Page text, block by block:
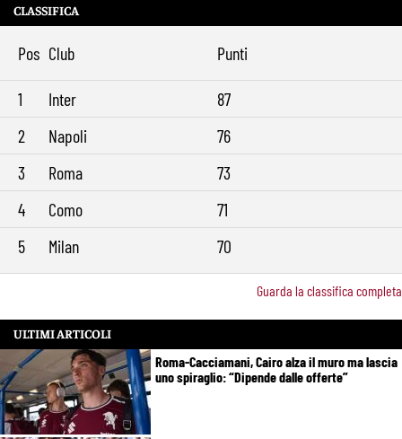
11:49 Brighton-Roma, ultimo test per Gasperini. Pellegrini fa le visite e
10:41
Rowe chiude alla Roma: “Sono concentrato sul Bologna”. Poi esalta
Castro e Dovbyk
9:32
Mercato Roma, Gasperini aspetta ancora il suo trequartista: Nusa
CLASSIFICA
Pos Club Punti
1 Inter
87
2
Napoli
76
3
Roma
73
4
Como
71
5
Milan 70
Guarda la classifica completa
ULTIMI ARTICOLI
Roma-Cacciamani, Cairo alza il muro ma lascia
uno spiraglio: “Dipende dalle offerte”